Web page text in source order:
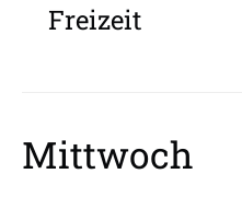
Freizeit
Mittwoch